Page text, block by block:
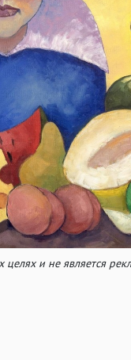
целях и не является